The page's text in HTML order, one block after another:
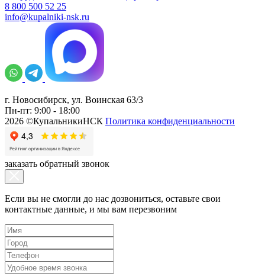
8 800 500 52 25
info@kupalniki-nsk.ru
г. Новосибирск, ул. Воинская 63/3
Пн-пт: 9:00 - 18:00
2026 ©КупальникиНСК Политика конфиденциальности
заказать обратный звонок
Если вы не смогли до нас дозвониться, оставьте свои
контактные данные, и мы вам перезвоним